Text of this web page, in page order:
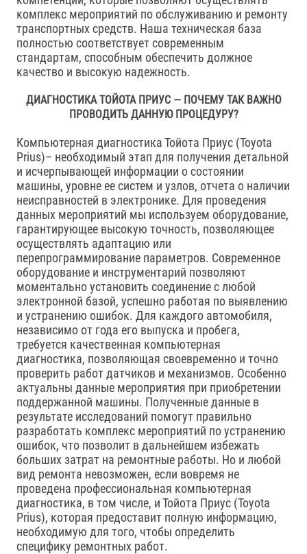
комплекс мероприятий по обслуживанию и ремонту
транспортных средств. Наша техническая база
полностью соответствует современным
стандартам, способным обеспечить должное
качество и высокую надежность.
ДИАГНОСТИКА ТОЙОТА ПРИУС — ПОЧЕМУ ТАК ВАЖНО
ПРОВОДИТЬ ДАННУЮ ПРОЦЕДУРУ?
Компьютерная диагностика Тойота Приус (Toyota
Prius)– необходимый этап для получения детальной
и исчерпывающей информации о состоянии
машины, уровне ее систем и узлов, отчета о наличии
неисправностей в электронике. Для проведения
данных мероприятий мы используем оборудование,
гарантирующее высокую точность, позволяющее
осуществлять адаптацию или
перепрограммирование параметров. Современное
оборудование и инструментарий позволяют
моментально установить соединение с любой
электронной базой, успешно работая по выявлению
и устранению ошибок. Для каждого автомобиля,
независимо от года его выпуска и пробега,
требуется качественная компьютерная
диагностика, позволяющая своевременно и точно
проверить работ датчиков и механизмов. Особенно
актуальны данные мероприятия при приобретении
поддержанной машины. Полученные данные в
результате исследований помогут правильно
разработать комплекс мероприятий по устранению
ошибок, что позволит в дальнейшем избежать
больших затрат на ремонтные работы. Но и любой
вид ремонта невозможен, если вовремя не
проведена профессиональная компьютерная
диагностика, в том числе, и Тойота Приус (Toyota
Prius), которая предоставит полную информацию,
необходимую для того, чтобы определить
специфику ремонтных работ.